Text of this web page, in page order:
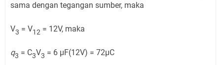
sama dengan tegangan sumber, maka
V3 = V12 = 12V, maka
q3 = C3V3 = 6 µF(12V) = 72µC